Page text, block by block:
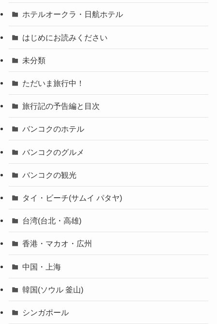
ホテルオークラ・日航ホテル
はじめにお読みください
未分類
ただいま旅行中！
旅行記の予告編と目次
バンコクのホテル
バンコクのグルメ
バンコクの観光
タイ・ビーチ(サムイ パタヤ)
台湾(台北・高雄)
香港・マカオ・広州
中国・上海
韓国(ソウル 釜山)
シンガポール